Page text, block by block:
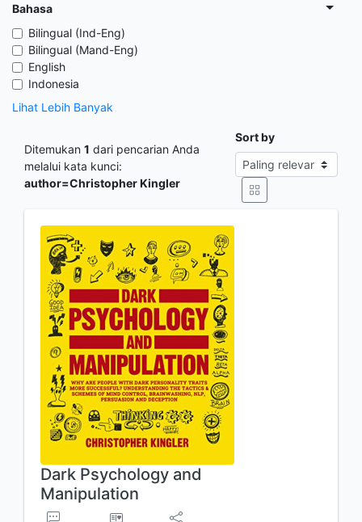
Bahasa
Bilingual (Ind-Eng)
Bilingual (Mand-Eng)
English
Indonesia
Lihat Lebih Banyak
Ditemukan 1 dari pencarian Anda
melalui kata kunci:
author=Christopher Kingler
Sort by
Dark Psychology and
Manipulation